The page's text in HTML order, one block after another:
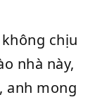
chịu
nhà này,
anh mong